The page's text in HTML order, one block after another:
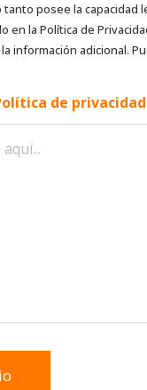
tanto posee la
en la Política de
información adicional.
de privacidad